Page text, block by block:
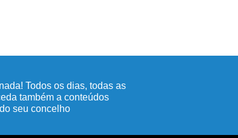
Todos os dias, todas as
também a conteúdos
seu concelho